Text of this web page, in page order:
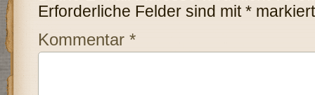
Erforderliche Felder sind mit*markiert
Kommentar *